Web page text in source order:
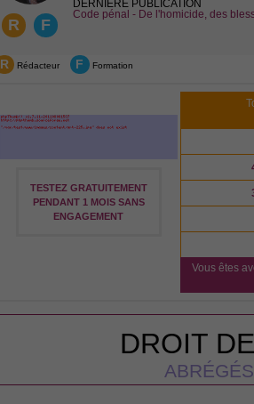
R F
DERNIÈRE PUBLICATION
Code pénal - De l'homicide, des
R Rédacteur F Formation
TESTEZ GRATUITEMENT
PENDANT 1 MOIS SANS
ENGAGEMENT
Vous êtes
DROIT